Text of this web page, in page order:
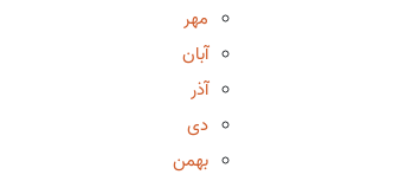
مهر
آبان
آذر
دی
بهمن